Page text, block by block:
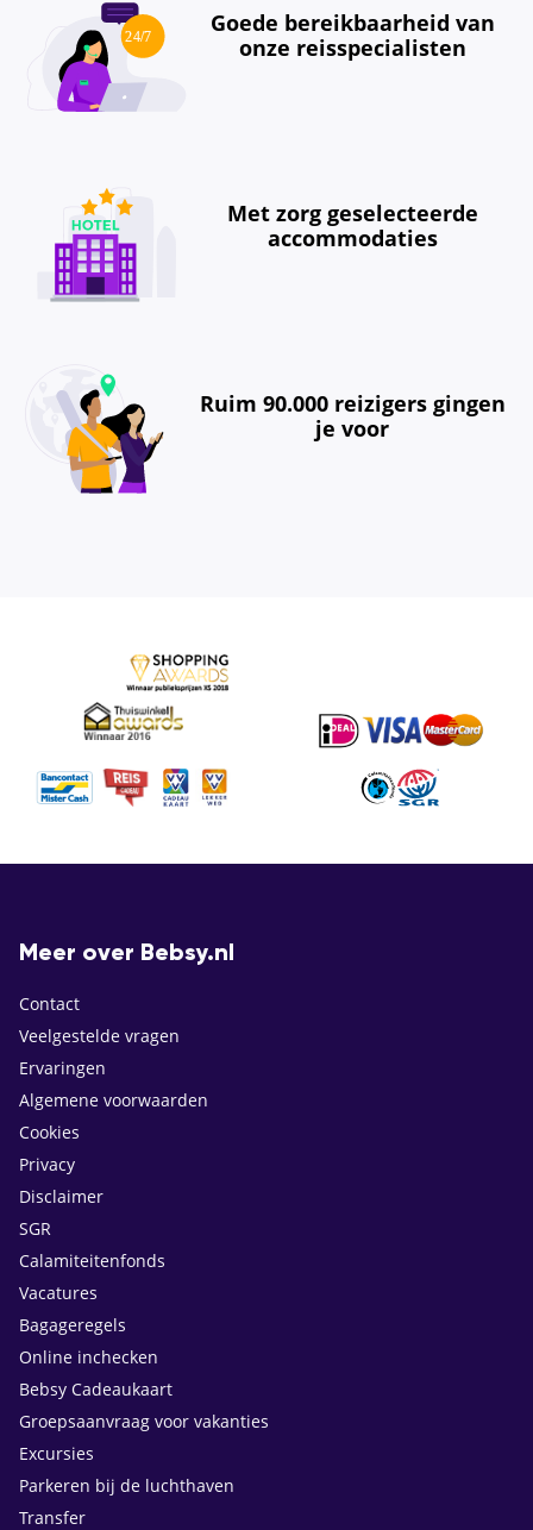
Goede bereikbaarheid van
onze reisspecialisten
Met zorg geselecteerde
accommodaties
Ruim 90.000 reizigers gingen
je voor
Meer over Bebsy.nl
Contact
Veelgestelde vragen
Ervaringen
Algemene voorwaarden
Cookies
Privacy
Disclaimer
SGR
Calamiteitenfonds
Vacatures
Bagageregels
Online inchecken
Bebsy Cadeaukaart
Groepsaanvraag voor vakanties
Excursies
Parkeren bij de luchthaven
Transfer